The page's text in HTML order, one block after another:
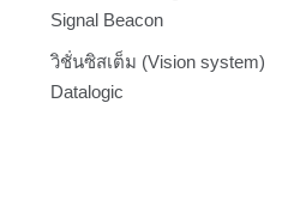
Signal Beacon
วิชั่นซิสเต็ม (Vision system)
Datalogic